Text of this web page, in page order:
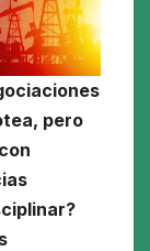
pero